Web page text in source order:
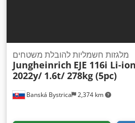
Banská Bystrica 2,374 km
מלגזות חשמליות להובלת משטחים
Jungheinrich EJE 116i Li-
2022y/ 1.6t/ 278kg (5pc)